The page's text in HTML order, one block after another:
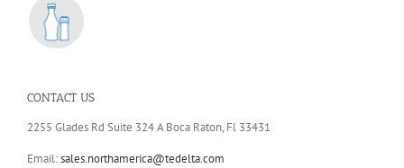
CONTACT US
2255 Glades Rd Suite 324 A Boca Raton, Fl 33431
Email:sales.northamerica@tedelta.com